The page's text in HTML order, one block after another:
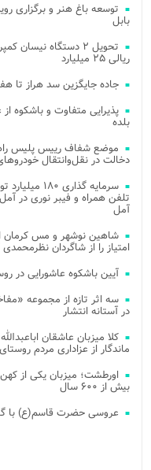
بابل
تحویل ۲ دستگاه
ریالی ۲۵ میلیارد
جاده جایگزین سد هراز تا
بلده
موضع شفاف رییس پلیس
دخالت در نقل‌وانتقال
سرمایه
آمل
شاهین نوشهر و مس کرمان
امتیاز را از شاگردان
آیین باشکوه عاشورایی در
سه اثر تازه از مجموعه
در آستانه انتشار
کلا میزبان عاشقان
ماندگار از عزاداری مردم
اورطشت؛ میزبان یکی از
بیش از ۶۰۰ سال
عروسی حضرت قاسم(ع) با